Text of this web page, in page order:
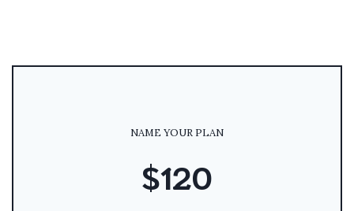
NAME YOUR PLAN
$120